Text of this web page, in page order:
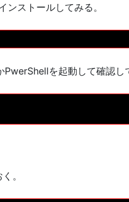
ストールしてみる。
PwerShellを起動して確認し
。